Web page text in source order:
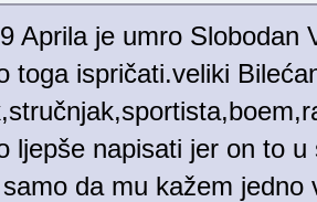
Aprila je umro Slobodan
toga ispričati.veliki
ljepše napisati jer on to
da mu kažem